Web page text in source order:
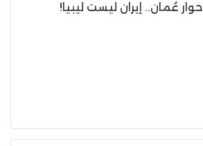
حوار عُمان.. إيران ليست ليبيا!